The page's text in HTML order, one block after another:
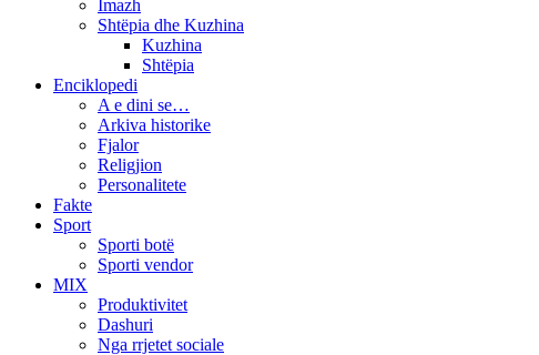
Imazh
Shtëpia dhe Kuzhina
Kuzhina
Shtëpia
Enciklopedi
A e dini se…
Arkiva historike
Fjalor
Religjion
Personalitete
Fakte
Sport
Sporti botë
Sporti vendor
MIX
Produktivitet
Dashuri
Nga rrjetet sociale